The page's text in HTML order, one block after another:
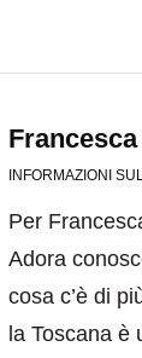
INFORMAZIONI
Per
Adora
cosa c’è di
la Toscana è